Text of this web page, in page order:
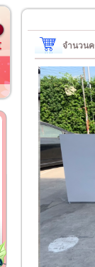
จำนวนค